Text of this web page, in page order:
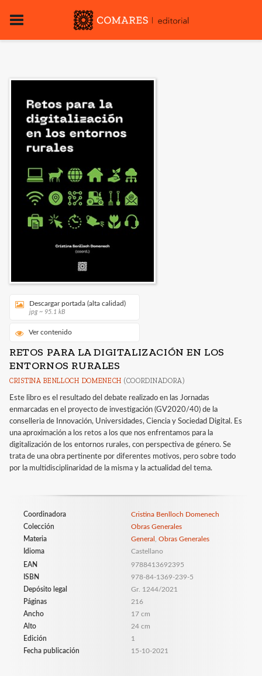
Descargar portada (alta calidad)
jpg ~ 95.1 kB
Ver contenido
RETOS PARA LA DIGITALIZACIÓN EN LOS
ENTORNOS RURALES
CRISTINA BENLLOCH DOMENECH (COORDINADORA)
Este libro es el resultado del debate realizado en las Jornadas
enmarcadas en el proyecto de investigación (GV2020/40) de la
conselleria de Innovación, Universidades, Ciencia y Sociedad Digital. Es
una aproximación a los retos a los que nos enfrentamos para la
digitalización de los entornos rurales, con perspectiva de género. Se
trata de una obra pertinente por diferentes motivos, pero sobre todo
por la multidisciplinaridad de la misma y la actualidad del tema.
Coordinadora
Cristina Benlloch Domenech
Colección
Obras Generales
Materia
General
Obras Generales
Idioma
Castellano
EAN
9788413692395
ISBN
978-84-1369-239-5
Depósito legal
Gr. 1244/2021
Páginas
216
Ancho
17 cm
Alto
24 cm
Edición
1
Fecha publicación
15-10-2021